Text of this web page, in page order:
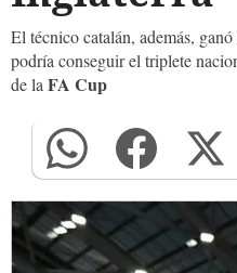
El técnico catalán, además,
podría conseguir el triplete
de la FA Cup